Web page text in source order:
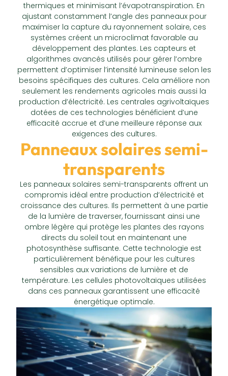
thermiques et minimisant l’évapotranspiration. En
ajustant constamment l’angle des panneaux pour
maximiser la capture du rayonnement solaire, ces
systèmes créent un microclimat favorable au
développement des plantes. Les capteurs et
algorithmes avancés utilisés pour gérer l’ombre
permettent d’optimiser l’intensité lumineuse selon les
besoins spécifiques des cultures. Cela améliore non
seulement les rendements agricoles mais aussi la
production d’électricité. Les centrales agrivoltaïques
dotées de ces technologies bénéficient d’une
efficacité accrue et d’une meilleure réponse aux
exigences des cultures.
Panneaux solaires semi-
transparents
Les panneaux solaires semi-transparents offrent un
compromis idéal entre production d’électricité et
croissance des cultures. Ils permettent à une partie
de la lumière de traverser, fournissant ainsi une
ombre légère qui protège les plantes des rayons
directs du soleil tout en maintenant une
photosynthèse suffisante. Cette technologie est
particulièrement bénéfique pour les cultures
sensibles aux variations de lumière et de
température. Les cellules photovoltaïques utilisées
dans ces panneaux garantissent une efficacité
énergétique optimale.